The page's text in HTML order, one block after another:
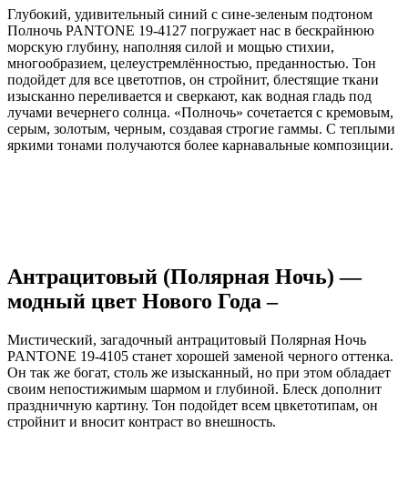
Глубокий, удивительный синий с сине-зеленым подтоном
Полночь PANTONE 19-4127 погружает нас в бескрайнюю
морскую глубину, наполняя силой и мощью стихии,
многообразием, целеустремлённостью, преданностью. Тон
подойдет для все цветотпов, он стройнит, блестящие ткани
изысканно переливается и сверкают, как водная гладь под
лучами вечернего солнца. «Полночь» сочетается с кремовым,
серым, золотым, черным, создавая строгие гаммы. С теплыми
яркими тонами получаются более карнавальные композиции.
Антрацитовый (Полярная Ночь) —
модный цвет Нового Года –
Мистический, загадочный антрацитовый Полярная Ночь
PANTONE 19-4105 станет хорошей заменой черного оттенка.
Он так же богат, столь же изысканный, но при этом обладает
своим непостижимым шармом и глубиной. Блеск дополнит
праздничную картину. Тон подойдет всем цвкетотипам, он
стройнит и вносит контраст во внешность.